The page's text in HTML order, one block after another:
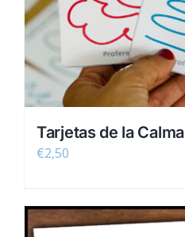
Tarjetas de la Calma
€2,50